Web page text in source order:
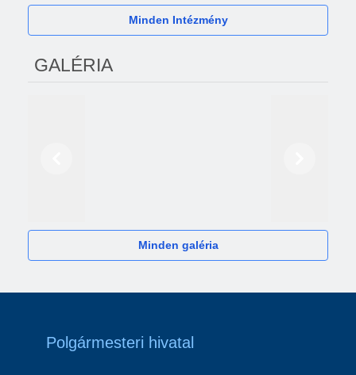
Minden Intézmény
GALÉRIA
Minden galéria
Polgármesteri hivatal